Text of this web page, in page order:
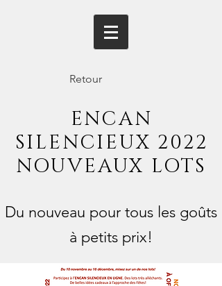
Retour
ENCAN
SILENCIEUX 2022
NOUVEAUX LOTS
Du nouveau pour tous les goûts
à petits prix!